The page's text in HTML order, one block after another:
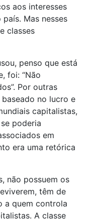
aos interesses
Mas nesses
classes
penso que está
foi: “Não
Por outras
no lucro e
capitalistas,
poderia
em
era uma retórica
não possuem os
têm de
a quem controla
A classe